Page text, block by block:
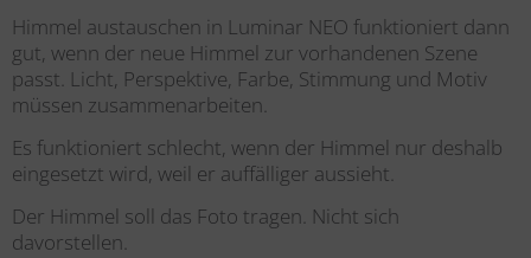
Himmel austauschen in Luminar NEO funktioniert dann
gut, wenn der neue Himmel zur vorhandenen Szene
passt. Licht, Perspektive, Farbe, Stimmung und Motiv
müssen zusammenarbeiten.
Es funktioniert schlecht, wenn der Himmel nur deshalb
eingesetzt wird, weil er auffälliger aussieht.
Der Himmel soll das Foto tragen. Nicht sich
davorstellen.